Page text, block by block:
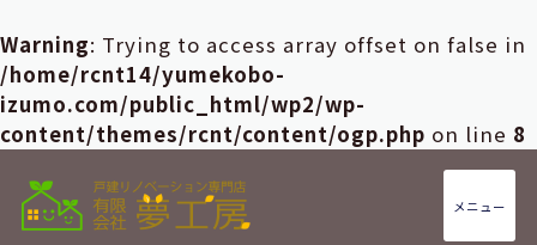
Warning: Trying to access array offset on false in
/home/rcnt14/yumekobo-
izumo.com/public_html/wp2/wp-
content/themes/rcnt/content/ogp.php on line 8
メニュー